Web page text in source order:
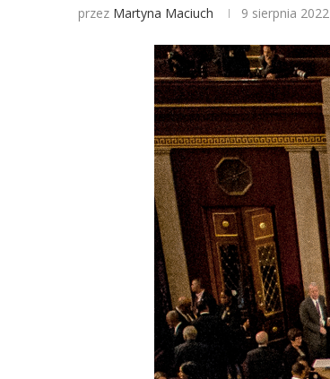
przez Martyna Maciuch 9 sierpnia 2022